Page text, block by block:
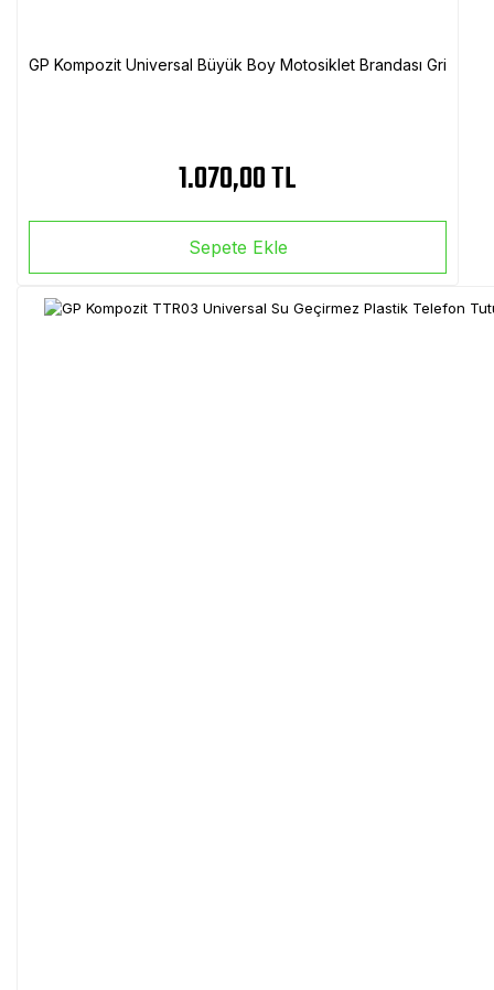
GP Kompozit Universal Büyük Boy Motosiklet Brandası Gri
1.070,00 TL
Sepete Ekle